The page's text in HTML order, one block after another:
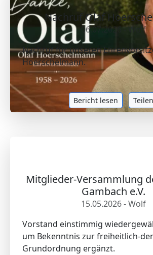
Nachruf Olaf
06.07.2026 - Wolf
Nachruf für unseren
Hoerschelmann.
Bericht lesen Teilen
Mitglieder-Versammlung
Gambach e.V.
15.05.2026 - Wolf
Vorstand einstimmig
um Bekenntnis zur freiheitlich-
Grundordnung ergänzt.